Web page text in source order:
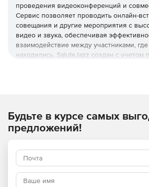
проведения видеоконференций и
Сервис позволяет проводить онлайн-
совещания и другие мероприятия с
видео и звука, обеспечивая
взаимодействие между участниками,
находились. SaluteJazz создан с учетом
Будьте в курсе самых
предложений!